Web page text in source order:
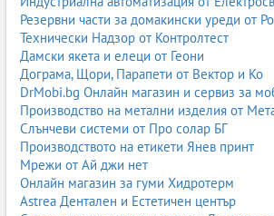
Подходящи за болници, кухни, обществени
алкохолни дезинфектанти
хлорни препарати
кислородосъдържащи формули
8. Професионални почистващи
Използват се в хотели, ресторанти,
предприятия, болници, търговски обекти и
концентрати за големи площи
силни обезмаслители
Резервни части за домакински уреди от
Технически Надзор от Контролтест
Дамски якета и елеци от Геони
Дограма, Щори, Парапети от Вектор и Ко
DrMobi.bg Онлайн магазин и сервиз за
Производство на метални изделия от
Слънчеви системи от Про солар БГ
Производството на етикети Янев принт
Мрежи от Ай джи нет
Онлайн магазин за гуми Хидротерм
Astrea Дентален и Естетичен център